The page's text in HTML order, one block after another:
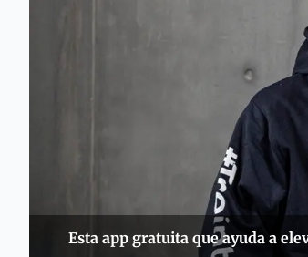
Esta app gratuita que ayuda a